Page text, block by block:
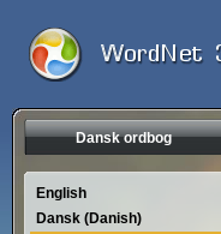
Dansk ordbog
English
Dansk (Danish)